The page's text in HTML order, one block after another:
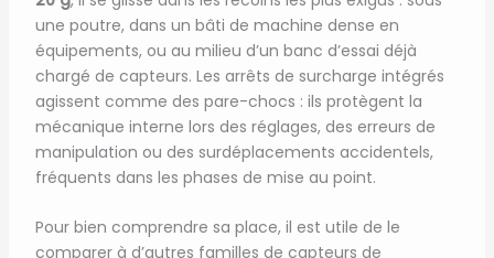
une poutre, dans un bâti de machine dense en
équipements, ou au milieu d’un banc d’essai déjà
chargé de capteurs. Les arrêts de surcharge intégrés
agissent comme des pare-chocs : ils protègent la
mécanique interne lors des réglages, des erreurs de
manipulation ou des surdéplacements accidentels,
fréquents dans les phases de mise au point.
Pour bien comprendre sa place, il est utile de le
comparer à d’autres familles de capteurs de